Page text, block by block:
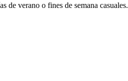
de verano o fines de semana casuales.